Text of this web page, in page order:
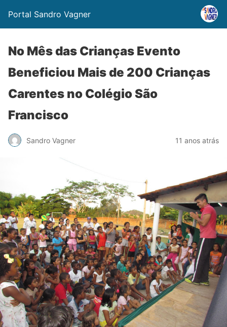
Portal Sandro Vagner
No Mês das Crianças Evento
Beneficiou Mais de 200 Crianças
Carentes no Colégio São
Francisco
Sandro Vagner 11 anos atrás